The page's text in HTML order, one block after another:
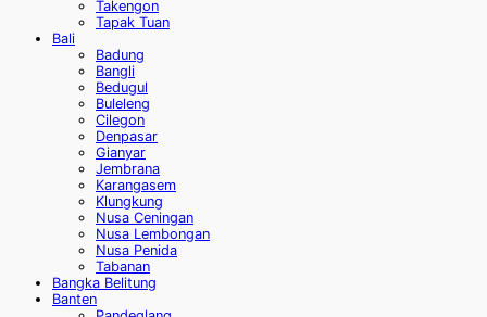
Takengon
Tapak Tuan
Bali
Badung
Bangli
Bedugul
Buleleng
Cilegon
Denpasar
Gianyar
Jembrana
Karangasem
Klungkung
Nusa Ceningan
Nusa Lembongan
Nusa Penida
Tabanan
Bangka Belitung
Banten